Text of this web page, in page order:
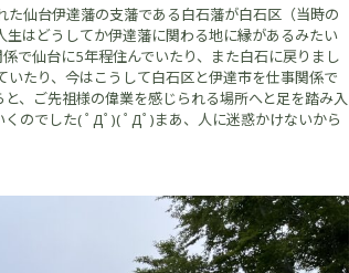
仙台伊達藩の支藩である白石藩が白石区（当時の
はどうしてか伊達藩に関わる地に縁があるみたい
で仙台に5年程住んでいたり、また白石に戻りまし
たり、今はこうして白石区と伊達市を仕事関係で
、ご先祖様の偉業を感じられる場所へと足を踏み入
のでした( ﾟДﾟ)( ﾟДﾟ)まあ、人に迷惑かけないから